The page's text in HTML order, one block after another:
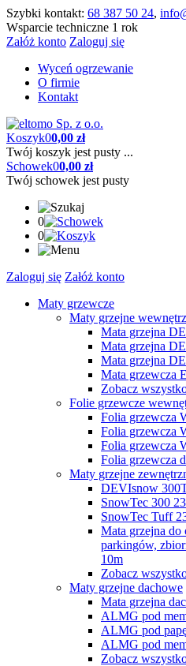
Szybki kontakt: 68 387 50 24,
Wsparcie techniczne 1 rok
Załóż konto Zaloguj się
Wyceń ogrzewanie
O firmie
Kontakt
Koszyk00,00 zł
Twój koszyk jest pusty ...
Schowek00,00 zł
Twój schowek jest pusty
0
0
Zaloguj się Załóż konto
Maty grzewcze
Maty grzejne
Mata grzejna
Mata grzejna
Mata grzejna
Mata grzewcza
Zobacz
Folie grzewcze
Folia grzewcza
Folia grzewcza
Folia grzewcza
Folia grzewcza
Maty grzejne
DEVIsnow
SnowTec 300
SnowTec Tuff
Mata grzejna do
parkingów,
10m
Zobacz
Maty grzejne dachowe
Mata grzejna
ALMG pod
ALMG pod
ALMG pod
Zobacz